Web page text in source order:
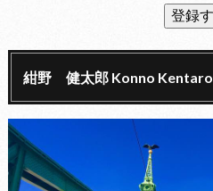
紺野 健太郎 Konno Kentaro